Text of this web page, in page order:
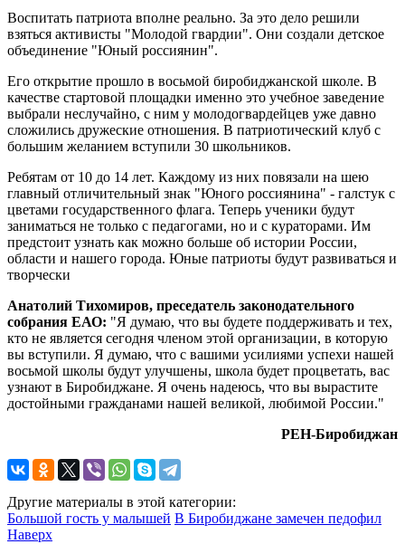
Воспитать патриота вполне реально. За это дело решили
взяться активисты "Молодой гвардии". Они создали детское
объединение "Юный россиянин".
Его открытие прошло в восьмой биробиджанской школе. В
качестве стартовой площадки именно это учебное заведение
выбрали неслучайно, с ним у молодогвардейцев уже давно
сложились дружеские отношения. В патриотический клуб с
большим желанием вступили 30 школьников.
Ребятам от 10 до 14 лет. Каждому из них повязали на шею
главный отличительный знак "Юного россиянина" - галстук с
цветами государственного флага. Теперь ученики будут
заниматься не только с педагогами, но и с кураторами. Им
предстоит узнать как можно больше об истории России,
области и нашего города. Юные патриоты будут развиваться и
творчески
Анатолий Тихомиров, преседатель законодательного
собрания ЕАО: "Я думаю, что вы будете поддерживать и тех,
кто не является сегодня членом этой организации, в которую
вы вступили. Я думаю, что с вашими усилиями успехи нашей
восьмой школы будут улучшены, школа будет процветать, вас
узнают в Биробиджане. Я очень надеюсь, что вы вырастите
достойными гражданами нашей великой, любимой России."
РЕН-Биробиджан
Другие материалы в этой категории:
Большой гость у малышей В Биробиджане замечен педофил
Наверх